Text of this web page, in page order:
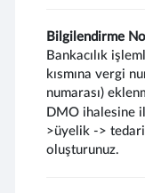
Bilgilendirme
Bankacılık
kısmına vergi
numarası)
DMO ihalesine
>üyelik ->
oluşturunuz.